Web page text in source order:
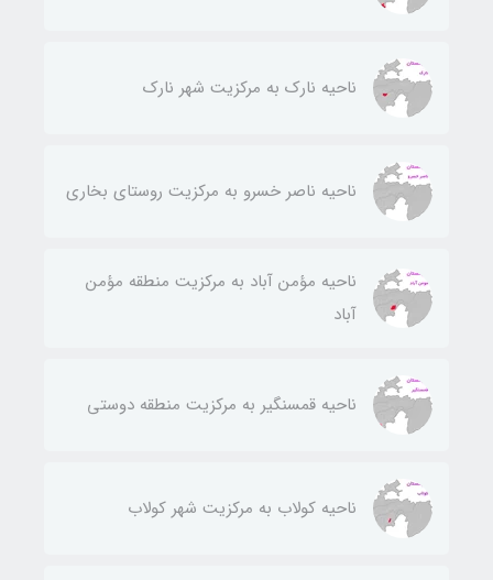
ناحيه نارك به مركزيت شهر نارك
ناحيه ناصر خسرو به مركزيت روستای بخاری
ناحيه مؤمن آباد به مركزيت منطقه مؤمن
آباد
ناحيه قمسنگير به مركزيت منطقه دوستی
ناحيه كولاب به مركزيت شهر كولاب